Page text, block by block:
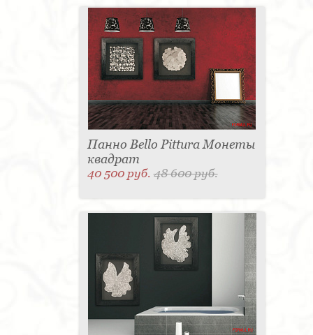
Панно Bello Pittura Монеты
квадрат
40 500 руб.48 600 руб.